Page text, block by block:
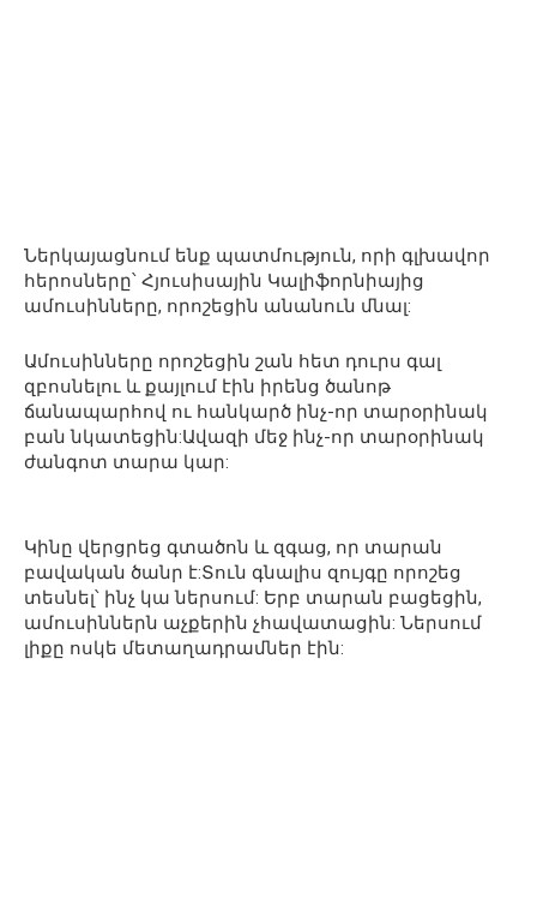
Ներկայացնում ենք պատմություն, որի գլխավոր
հերոսները՝ Հյուսիսային Կալիֆորնիայից
ամուսինները, որոշեցին անանուն մնալ:
Ամուսինները որոշեցին շան հետ դուրս գալ
զբոսնելու և քայլում էին իրենց ծանոթ
ճանապարհով ու հանկարծ ինչ-որ տարօրինակ
բան նկատեցին:Ավազի մեջ ինչ-որ տարօրինակ
ժանգոտ տարա կար:
Կինը վերցրեց գտածոն և զգաց, որ տարան
բավական ծանր է:Տուն գնալիս զույգը որոշեց
տեսնել՝ ինչ կա ներսում: Երբ տարան բացեցին,
ամուսիններն աչքերին չհավատացին: Ներսում
լիքը ոսկե մետաղադրամներ էին: